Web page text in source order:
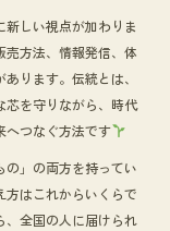
しい視点が加わりま
売方法、情報発信、体
ります。伝統とは、
芯を守りながら、時代
へつなぐ方法です
の」の両方を持ってい
方はこれからいくらで
、全国の人に届けられ